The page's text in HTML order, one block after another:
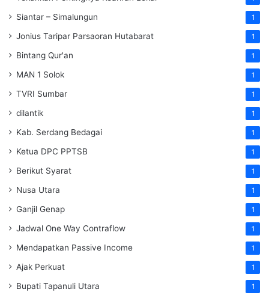
Siantar – Simalungun 1
Jonius Taripar Parsaoran Hutabarat 1
Bintang Qur'an 1
MAN 1 Solok 1
TVRI Sumbar 1
dilantik 1
Kab. Serdang Bedagai 1
Ketua DPC PPTSB 1
Berikut Syarat 1
Nusa Utara 1
Ganjil Genap 1
Jadwal One Way Contraflow 1
Mendapatkan Passive Income 1
Ajak Perkuat 1
Bupati Tapanuli Utara 1